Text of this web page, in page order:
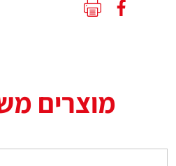
מוצרים